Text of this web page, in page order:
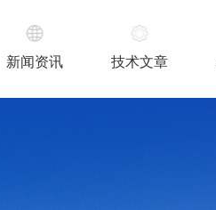
新闻资讯 技术文章